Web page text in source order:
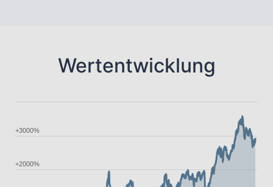
Wertentwicklung
+2000%
+3000%